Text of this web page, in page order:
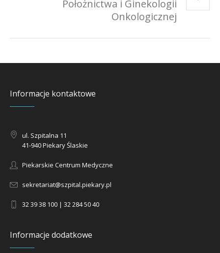
Położnictwa i Ginekologii
Onkologicznej
Informacje kontaktowe
ul. Szpitalna 11
41-940 Piekary Ślaskie
Piekarskie Centrum Medyczne
sekretariat@szpital.piekary.pl
32 39 38 100 | 32 284 50 40
Informacje dodatkowe